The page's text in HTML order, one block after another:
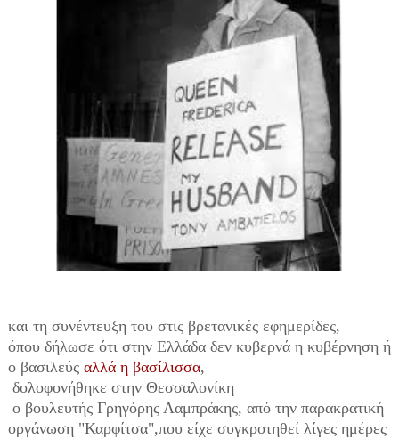
και τη συνέντευξη του στις βρετανικές εφημερίδες,
όπου δήλωσε ότι στην Ελλάδα δεν κυβερνά η κυβέρνηση ή
ο βασιλεύς αλλά η βασίλισσα,
δολοφονήθηκε στην Θεσσαλονίκη
ο βουλευτής Γρηγόρης Λαμπράκης, από την παρακρατική
οργάνωση "Καρφίτσα",που είχε συγκροτηθεί λίγες ημέρες